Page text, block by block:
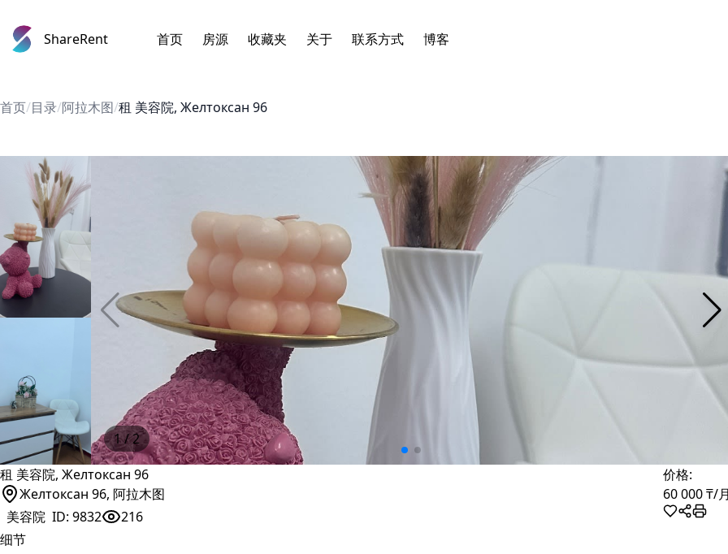
ShareRent 首页 房源 收藏夹 关于 联系方式 博客
首页/目录/阿拉木图/租 美容院, Желтоксан 96
1/ 2
租 美容院, Желтоксан 96
Желтоксан 96, 阿拉木图
美容院 ID: 9832 216
价格:
60 000 ₸/
细节